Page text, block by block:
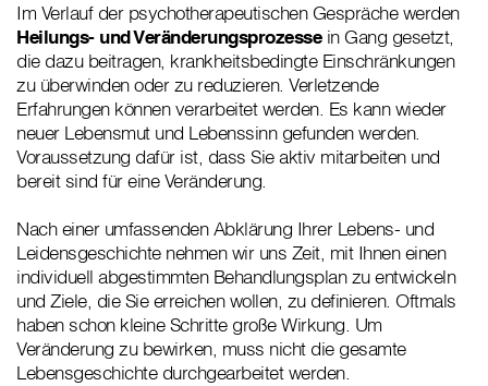
Im Verlauf der psychotherapeutischen Gespräche werden
Heilungs- und Veränderungsprozessein Gang gesetzt,
die dazu beitragen, krankheitsbedingte Einschränkungen
zu überwinden oder zu reduzieren. Verletzende
Erfahrungen können verarbeitet werden. Es kann wieder
neuer Lebensmut und Lebenssinn gefunden werden.
Voraussetzung dafür ist, dass Sie aktiv mitarbeiten und
bereit sind für eine Veränderung.
Nach einer umfassenden Abklärung Ihrer Lebens- und
Leidensgeschichte nehmen wir uns Zeit, mit Ihnen einen
individuell abgestimmten Behandlungsplan zu entwickeln
und Ziele, die Sie erreichen wollen, zu definieren. Oftmals
haben schon kleine Schritte große Wirkung. Um
Veränderung zu bewirken, muss nicht die gesamte
Lebensgeschichte durchgearbeitet werden.